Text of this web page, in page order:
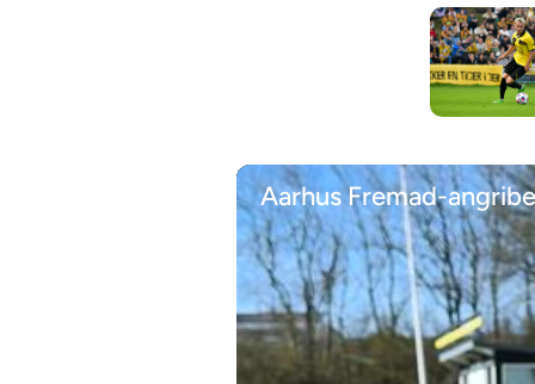
Aarhus Fremad-